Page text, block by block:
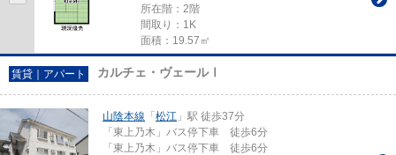
所在階：2階
間取り：1K
面積：19.57㎡
賃貸｜アパート カルチェ・ヴェールⅠ
山陰本線 「 松江 」駅 徒歩37分
「東上乃木」バス停下車 徒歩6分
「東上乃木」バス停下車 徒歩6分